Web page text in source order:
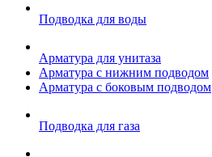
Подводка для воды
Арматура для унитаза
Арматура с нижним подводом
Арматура с боковым подводом
Подводка для газа